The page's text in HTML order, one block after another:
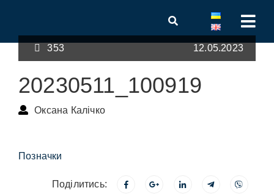
353 12.05.2023
20230511_100919
Оксана Калічко
Позначки
Поділитись: